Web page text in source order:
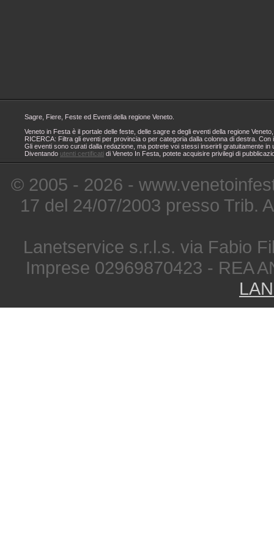
Sagre, Fiere, Feste ed Eventi della regione Veneto.
Veneto in Festa è il portale delle feste, delle sagre e degli eventi della regione
RICERCA: Filtra gli eventi per provincia o per categoria dalla colonna di destra.
Gli eventi sono curati dalla redazione, ma potrete voi stessi inserirli gratuitamente
Diventando utenti certificati di Veneto In Festa, potete acquisire privilegi di
© 2005 - 2026 -
17 del 24/07/2003 presso Trib.
Lanetservice s.r.l.s. via Fabio
Imprese 02969870423 - REA